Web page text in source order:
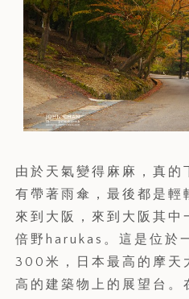
由於天氣變得麻麻，真的
有帶著雨傘，最後都是輕
來到大阪，來到大阪其
倍野harukas。這是位於
300米，日本最高的摩天
高的建築物上的展望台。